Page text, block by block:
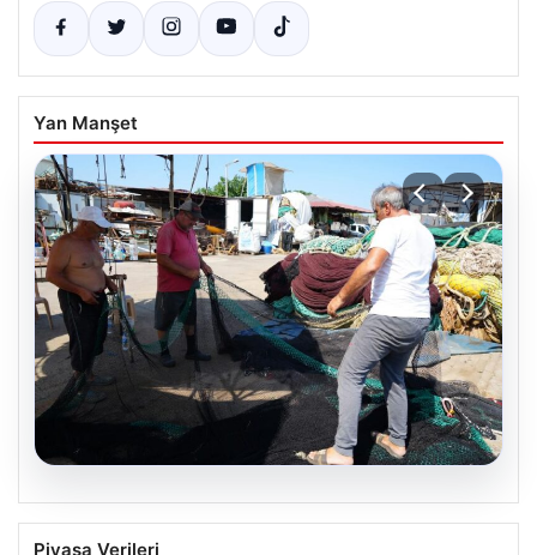
Yan Manşet
07.08.2026
Önemli Değişiklik: Hakan Aran Görevini
Bırakıyor
Piyasa Verileri